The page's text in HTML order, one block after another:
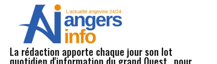
La rédaction apporte chaque jour son lot